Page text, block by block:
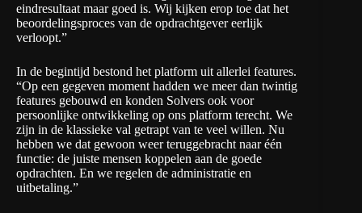
eindresultaat maar goed is. Wij kijken erop toe dat het
beoordelingsproces van de opdrachtgever eerlijk
verloopt.”
In de begintijd bestond het platform uit allerlei features.
“Op een gegeven moment hadden we meer dan twintig
features gebouwd en konden Solvers ook voor
persoonlijke ontwikkeling op ons platform terecht. We
zijn in de klassieke val getrapt van te veel willen. Nu
hebben we dat gewoon weer teruggebracht naar één
functie: de juiste mensen koppelen aan de goede
opdrachten. En we regelen de administratie en
uitbetaling.”